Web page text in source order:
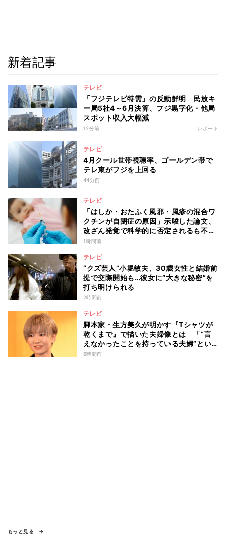
新着記事
テレビ
「フジテレビ特需」の反動鮮明 民放キ
ー局5社4～6月決算、フジ黒字化・他局
スポット収入大幅減
12分前 レポート
テレビ
4月クール世帯視聴率、ゴールデン帯で
テレ東がフジを上回る
44分前
テレビ
「はしか・おたふく風邪・風疹の混合ワ
クチンが自閉症の原因」示唆した論文、
改ざん発覚で科学的に否定されるも不安
消えず…科学者たちの反証はなぜ届かな
1時間前
テレビ
“クズ芸人”小堀敏夫、30歳女性と結婚前
提で交際開始も…彼女に“大きな秘密”を
打ち明けられる
2時間前
テレビ
脚本家・生方美久が明かす『Tシャツが
乾くまで』で描いた夫婦像とは 「“言
えなかったことを持っている夫婦”とい
うのは面白いかも」
6時間前
もっと見る